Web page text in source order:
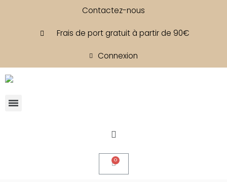
Contactez-nous
Frais de port gratuit à partir de 90€
Connexion